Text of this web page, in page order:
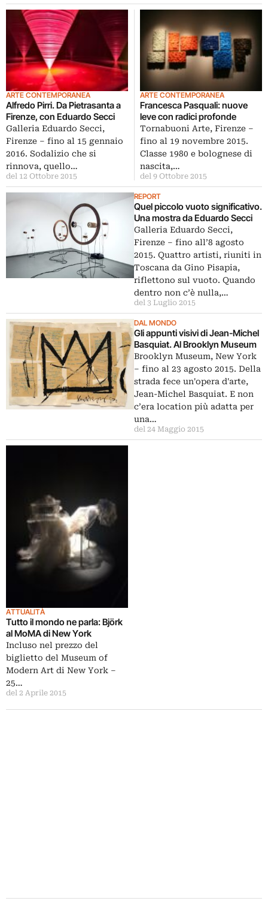
ARTE CONTEMPORANEA
Alfredo Pirri. Da Pietrasanta a
Firenze, con Eduardo Secci
Galleria Eduardo Secci,
Firenze – fino al 15 gennaio
2016. Sodalizio che si
rinnova, quello…
del 12 Ottobre 2015
ARTE CONTEMPORANEA
Francesca Pasquali: nuove
leve con radici profonde
Tornabuoni Arte, Firenze –
fino al 19 novembre 2015.
Classe 1980 e bolognese di
nascita,…
del 9 Ottobre 2015
REPORT
Quel piccolo vuoto significativo.
Una mostra da Eduardo Secci
Galleria Eduardo Secci,
Firenze – fino all’8 agosto
2015. Quattro artisti, riuniti in
Toscana da Gino Pisapia,
riflettono sul vuoto. Quando
dentro non c’è nulla,…
del 3 Luglio 2015
DAL MONDO
Gli appunti visivi di Jean-Michel
Basquiat. Al Brooklyn Museum
Brooklyn Museum, New York
– fino al 23 agosto 2015. Della
strada fece un'opera d'arte,
Jean-Michel Basquiat. E non
c’era location più adatta per
una…
del 24 Maggio 2015
ATTUALITÀ
Tutto il mondo ne parla: Björk
al MoMA di New York
Incluso nel prezzo del
biglietto del Museum of
Modern Art di New York –
25…
del 2 Aprile 2015